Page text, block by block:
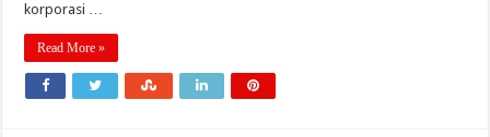
korporasi …
Read More »